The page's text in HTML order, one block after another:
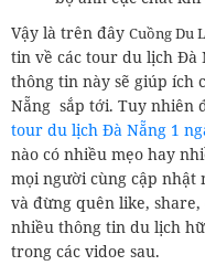
Vậy là trên đây Cuồng Du
tin về các tour du lịch Đà
thông tin này sẽ giúp ích
Nẵng sắp tới. Tuy nhiên
tour du lịch Đà Nẵng 1
nào có nhiều mẹo hay
mọi người cùng cập nhật
và đừng quên like,
nhiều thông tin du lịch
trong các vidoe sau.